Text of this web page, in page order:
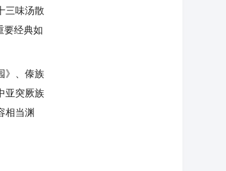
三味汤散
要经典如
》、傣族
亚突厥族
相当渊